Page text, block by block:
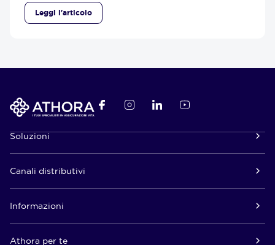
Leggi l'articolo
Soluzioni
Canali distributivi
Informazioni
Athora per te